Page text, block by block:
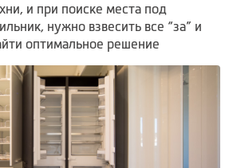
и при поиске места под
нужно взвесить все “за” и
оптимальное решение